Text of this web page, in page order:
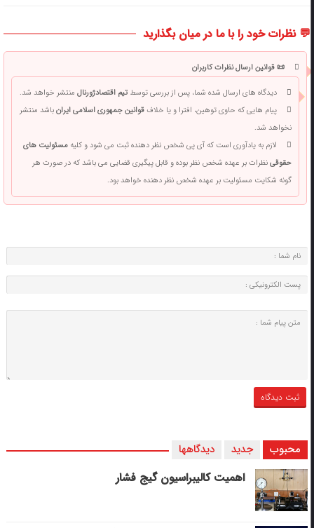
💬 نظرات خود را با ما در میان بگذارید
📜 قوانین ارسال نظرات کاربران
دیدگاه های ارسال شده شما، پس از بررسی توسطتیم اقتصادژورنالمنتشر خواهد شد.
پیام هایی که حاوی توهین، افترا و یا خلافقوانین جمهوری اسلامی ایرانباشد منتشر
نخواهد شد.
لازم به یادآوری است که آی پی شخص نظر دهنده ثبت می شود و کلیهمسئولیت های
حقوقینظرات بر عهده شخص نظر بوده و قابل پیگیری قضایی می باشد که در صورت هر
گونه شکایت مسئولیت بر عهده شخص نظر دهنده خواهد بود.
محبوب جدید دیدگاهها
اهمیت کالیبراسیون گیج فشار